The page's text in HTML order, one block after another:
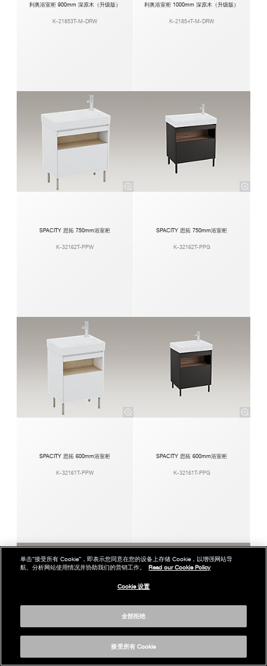
利奥浴室柜 900mm 深原木（升级版）
K-21853T-M-DRW
利奥浴室柜 1000mm 深原木（升级版）
K-21854T-M-DRW
SPACITY 思拓 750mm浴室柜
K-32162T-PPW
SPACITY 思拓 750mm浴室柜
K-32162T-PPG
SPACITY 思拓 600mm浴室柜
K-32161T-PPW
SPACITY 思拓 600mm浴室柜
K-32161T-PPG
单击“接受所有 Cookie”，即表示您同意在您的设备上存储 Cookie，以增强网站导
航、分析网站使用情况并协助我们的营销工作。
Read our Cookie Policy
Cookie 设置
全部拒绝
接受所有 Cookie